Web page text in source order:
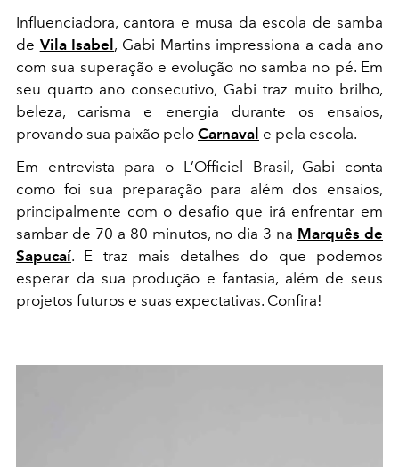
Influenciadora, cantora e musa da escola de samba
de Vila Isabel , Gabi Martins impressiona a cada ano
com sua superação e evolução no samba no pé. Em
seu quarto ano consecutivo, Gabi traz muito brilho,
beleza, carisma e energia durante os ensaios,
provando sua paixão pelo Carnaval e pela escola.
Em entrevista para o L’Officiel Brasil, Gabi conta
como foi sua preparação para além dos ensaios,
principalmente com o desafio que irá enfrentar em
sambar de 70 a 80 minutos, no dia 3 na Marquês de
Sapucaí. E traz mais detalhes do que podemos
esperar da sua produção e fantasia, além de seus
projetos futuros e suas expectativas. Confira!